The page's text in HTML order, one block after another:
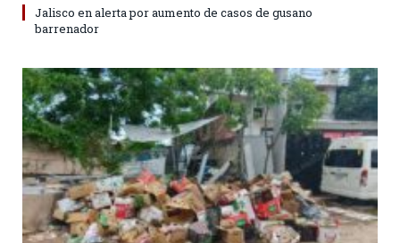
Jalisco en alerta por aumento de casos de gusano
barrenador